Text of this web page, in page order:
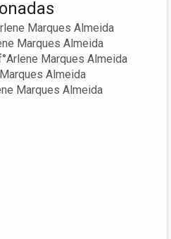
Marques Almeida
Marques Almeida
Marques Almeida
Almeida
Marques Almeida